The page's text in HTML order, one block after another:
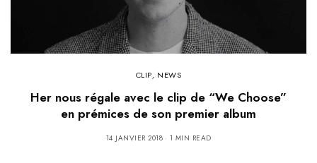
CLIP, NEWS
Her nous régale avec le clip de “We Choose”
en prémices de son premier album
14 JANVIER 2018 1 MIN READ